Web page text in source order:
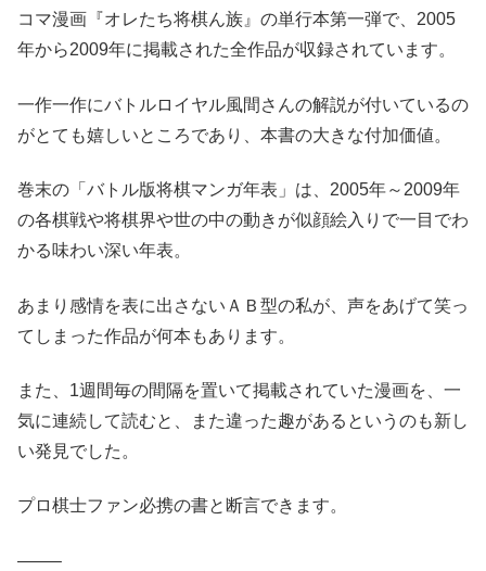
コマ漫画『オレたち将棋ん族』の単行本第一弾で、2005
年から2009年に掲載された全作品が収録されています。
一作一作にバトルロイヤル風間さんの解説が付いているの
がとても嬉しいところであり、本書の大きな付加価値。
巻末の「バトル版将棋マンガ年表」は、2005年～2009年
の各棋戦や将棋界や世の中の動きが似顔絵入りで一目でわ
かる味わい深い年表。
あまり感情を表に出さないＡＢ型の私が、声をあげて笑っ
てしまった作品が何本もあります。
また、1週間毎の間隔を置いて掲載されていた漫画を、一
気に連続して読むと、また違った趣があるというのも新し
い発見でした。
プロ棋士ファン必携の書と断言できます。
——–